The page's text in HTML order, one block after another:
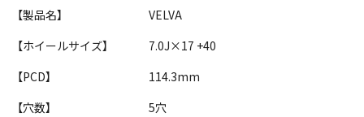
【製品名】
VELVA
【ホイールサイズ】
7.0J×17 +40
【PCD】
114.3mm
【穴数】
5穴